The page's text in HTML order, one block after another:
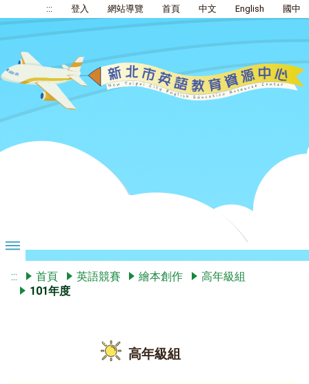
::: 登入 網站導覽 首頁 中文 English 國中
::: 首頁 英語競賽 繪本創作
高年級組
101年度
高年級組